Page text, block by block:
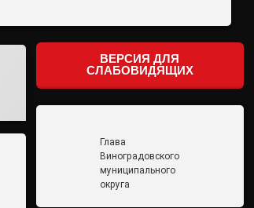
ВЕРСИЯ ДЛЯ
СЛАБОВИДЯЩИХ
Глава
Виноградовского
муниципального
округа